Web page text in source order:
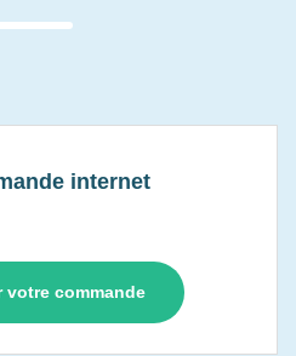
internet
votre commande